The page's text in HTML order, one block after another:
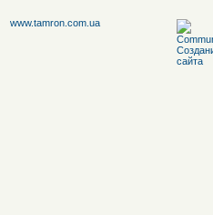
www.tamron.com.ua